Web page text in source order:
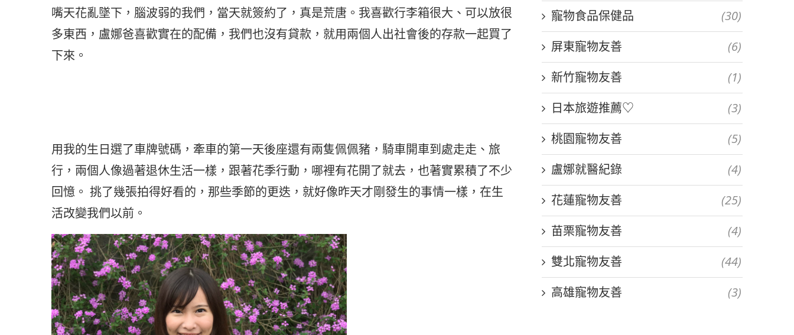
嘴天花亂墜下，腦波弱的我們，當天就簽約了，真是荒唐。我喜歡行李箱很大、可以放很
多東西，盧娜爸喜歡實在的配備，我們也沒有貸款，就用兩個人出社會後的存款一起買了
下來。
用我的生日選了車牌號碼，牽車的第一天後座還有兩隻佩佩豬，騎車開車到處走走、旅
行，兩個人像過著退休生活一樣，跟著花季行動，哪裡有花開了就去，也著實累積了不少
回憶。 挑了幾張拍得好看的，那些季節的更迭，就好像昨天才剛發生的事情一樣，在生
活改變我們以前。
寵物食品保健品
(30)
屏東寵物友善
(6)
新竹寵物友善
(1)
日本旅遊推薦♡
(3)
桃園寵物友善
(5)
盧娜就醫紀錄
(4)
花蓮寵物友善
(25)
苗栗寵物友善
(4)
雙北寵物友善
(44)
高雄寵物友善
(3)